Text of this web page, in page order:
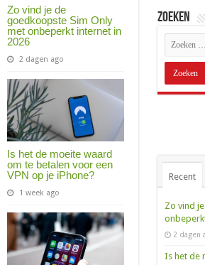
Zo vind je de
goedkoopste Sim Only
met onbeperkt internet in
2026
2 dagen ago
Is het de moeite waard
om te betalen voor een
VPN op je iPhone?
1 week ago
Zoeken
Recent
Zo vind
2 dagen
Is het de